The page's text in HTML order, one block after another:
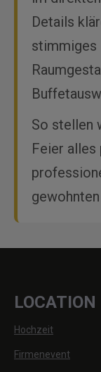
Details
stimmiges
So stellen
Feier
LOCATION
Hochzeit
Firmenevent